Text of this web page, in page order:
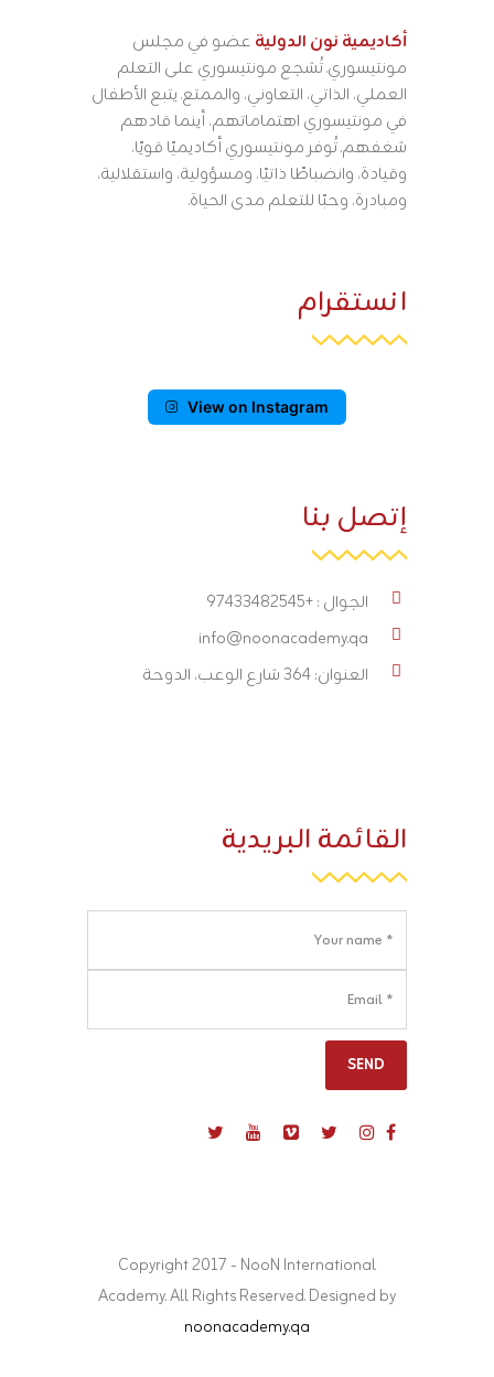
أكاديمية نون الدولية عضو في مجلس
مونتيسوري. تُشجع مونتيسوري على التعلم
العملي، الذاتي، التعاوني، والممتع. يتبع الأطفال
في مونتيسوري اهتماماتهم، أينما قادهم
شغفهم. تُوفر مونتيسوري أكاديميًا قويًا،
وقيادة، وانضباطًا ذاتيًا، ومسؤولية، واستقلالية،
ومبادرة، وحبًا للتعلم مدى الحياة.
انستقرام
View on Instagram
إتصل بنا
الجوال : +97433482545
info@noonacademy.qa
العنوان: 364 شارع الوعب، الدوحة
القائمة البريدية
Copyright 2017 - NooN International
Academy. All Rights Reserved. Designed by
noonacademy.qa